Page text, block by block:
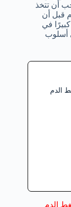
ضغط الدم ما بين 120/ 80 و 139/89 يجب أن تتخذ
قبل أن
في
أسلوب
الدم
الدم